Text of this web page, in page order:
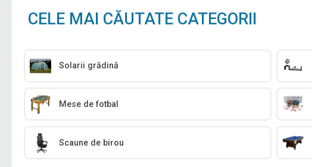
CELE MAI CĂUTATE CATEGORII
Solarii grădină
Mese de fotbal
Scaune de birou